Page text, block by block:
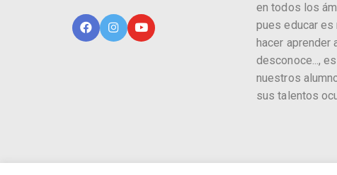
en todos los
pues educar es
hacer aprender
desconoce...,
nuestros
sus talentos